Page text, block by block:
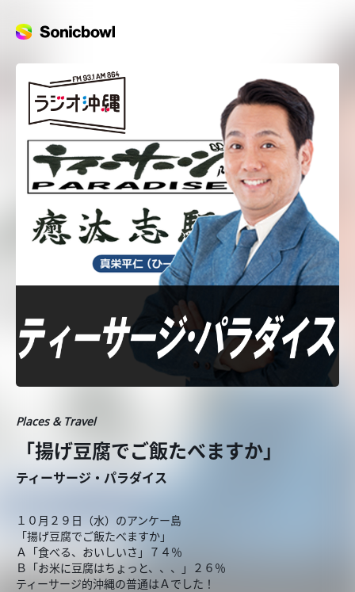
Places & Travel
「揚げ豆腐でご飯たべますか」
ティーサージ・パラダイス
１０月２９日（水）のアンケー島
「揚げ豆腐でご飯たべますか」
Ａ「食べる、おいしいさ」７４％
Ｂ「お米に豆腐はちょっと、、、」２６％
ティーサージ的沖縄の普通はＡでした！